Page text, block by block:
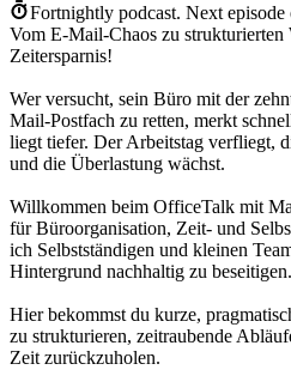
Fortnightly podcast. Next episode
Vom E-Mail-Chaos zu
Zeitersparnis!
Wer versucht, sein Büro mit der
Mail-Postfach zu retten, merkt
liegt tiefer. Der Arbeitstag verfliegt,
und die Überlastung wächst.
Willkommen beim OfficeTalk mit
für Büroorganisation, Zeit- und
ich Selbstständigen und kleinen
Hintergrund nachhaltig zu beseitigen.
Hier bekommst du kurze,
zu strukturieren, zeitraubende
Zeit zurückzuholen.